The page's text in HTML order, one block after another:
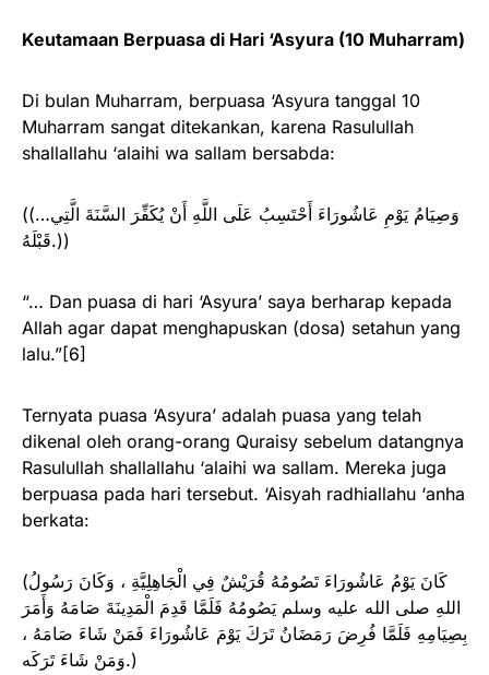
Keutamaan Berpuasa di Hari ‘Asyura (10 Muharram)
Di bulan Muharram, berpuasa ‘Asyura tanggal 10
Muharram sangat ditekankan, karena Rasulullah
shallallahu ‘alaihi wa sallam bersabda:
((…وَصِيَامُ يَوْمِ عَاشُورَاءَ أَحْتَسِبُ عَلَى اللَّهِ أَنْ يُكَفِّرَ السَّنَةَ الَّتِي
قَبْلَهُ.))
“… Dan puasa di hari ‘Asyura’ saya berharap kepada
Allah agar dapat menghapuskan (dosa) setahun yang
lalu.”[6]
Ternyata puasa ‘Asyura’ adalah puasa yang telah
dikenal oleh orang-orang Quraisy sebelum datangnya
Rasulullah shallallahu ‘alaihi wa sallam. Mereka juga
berpuasa pada hari tersebut. ‘Aisyah radhiallahu ‘anha
berkata:
(كَانَ يَوْمُ عَاشُورَاءَ تَصُومُهُ قُرَيْشٌ فِي الْجَاهِلِيَّةِ ، وَكَانَ رَسُولُ
اللهِ صلى الله عليه وسلم يَصُومُهُ فَلَمَّا قَدِمَ الْمَدِينَةَ صَامَهُ وَأَمَرَ
بِصِيَامِهِ فَلَمَّا فُرِضَ رَمَضَانُ تَرَكَ يَوْمَ عَاشُورَاءَ فَمَنْ شَاءَ صَامَهُ ،
وَمَنْ شَاءَ تَرَكَه.)